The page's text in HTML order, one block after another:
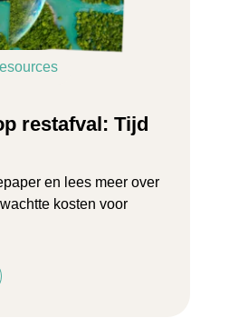
restafval: Tijd
en lees meer over
kosten voor